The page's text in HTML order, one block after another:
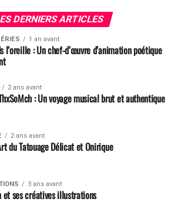
DERNIERS ARTICLES
1 an avant
l’oreille : Un chef-d’œuvre d’animation poétique
2 ans avant
: Un voyage musical brut et authentique
2 ans avant
du Tatouage Délicat et Onirique
3 ans avant
et ses créatives illustrations